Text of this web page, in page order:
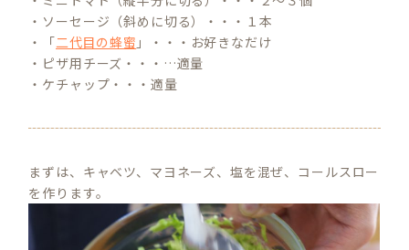
・ソーセージ（斜めに切る）・・・１本
・「二代目の蜂蜜 」・・・お好きなだけ
・ピザ用チーズ・・・…適量
・ケチャップ・・・適量
まずは、キャベツ、マヨネーズ、塩を混ぜ、コールスロー
を作ります。